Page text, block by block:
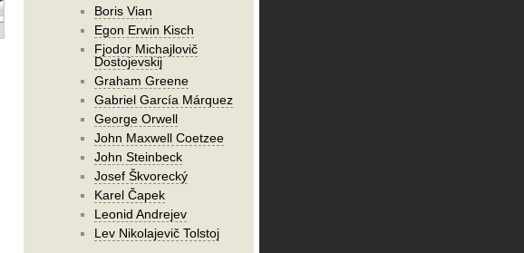
Boris Vian
Egon Erwin Kisch
Fjodor Michajlovič
Dostojevskij
Graham Greene
Gabriel García Márquez
George Orwell
John Maxwell Coetzee
John Steinbeck
Josef Škvorecký
Karel Čapek
Leonid Andrejev
Lev Nikolajevič Tolstoj